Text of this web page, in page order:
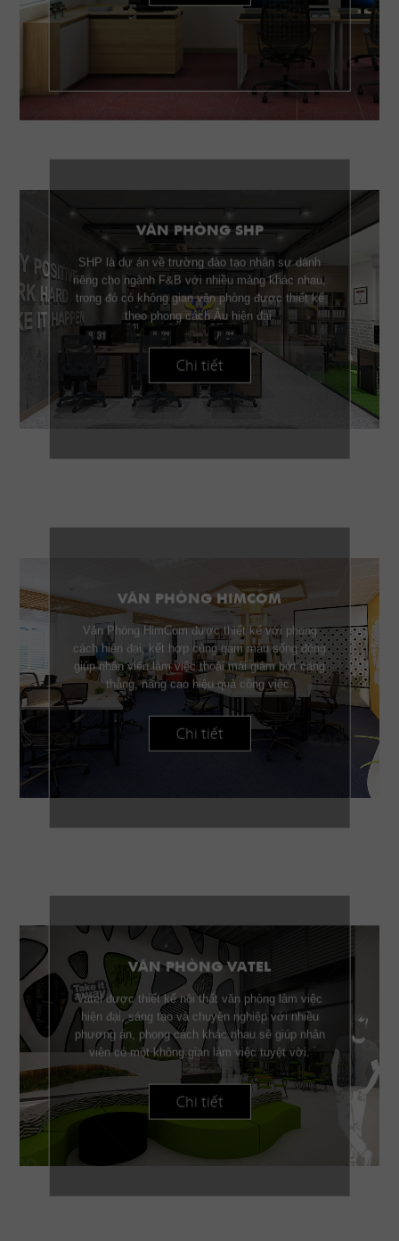
VĂN PHÒNG SHP
SHP là dự án về trường đào tạo nhân sự dành
riêng cho ngành F&B với nhiều mảng khác nhau,
trong đó có không gian văn phòng được thiết kế
theo phong cách Âu hiện đại.
Chi tiết
VĂN PHÒNG HIMCOM
Văn Phòng HimCom được thiết kế với phong
cách hiện đại, kết hợp cùng gam màu sống động
giúp nhân viên làm việc thoải mái giảm bớt căng
thẳng, nâng cao hiệu quả công việc.
Chi tiết
VĂN PHÒNG VATEL
Vatel được thiết kế nội thất văn phòng làm việc
hiện đại, sáng tạo và chuyên nghiệp với nhiều
phương án, phong cách khác nhau sẽ giúp nhân
viên có một không gian làm việc tuyệt vời.
Chi tiết